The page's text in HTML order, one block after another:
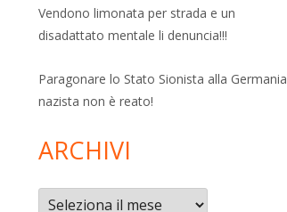
Vendono limonata per strada e un
disadattato mentale li denuncia!!!
Paragonare lo Stato Sionista alla Germania
nazista non è reato!
ARCHIVI
Archivi